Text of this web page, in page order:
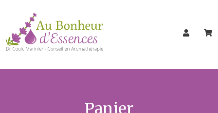
Panier